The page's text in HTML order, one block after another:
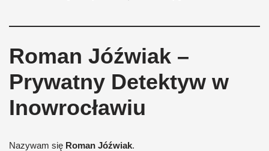
Roman Jóźwiak –
Prywatny Detektyw w
Inowrocławiu
Nazywam się Roman Jóźwiak.